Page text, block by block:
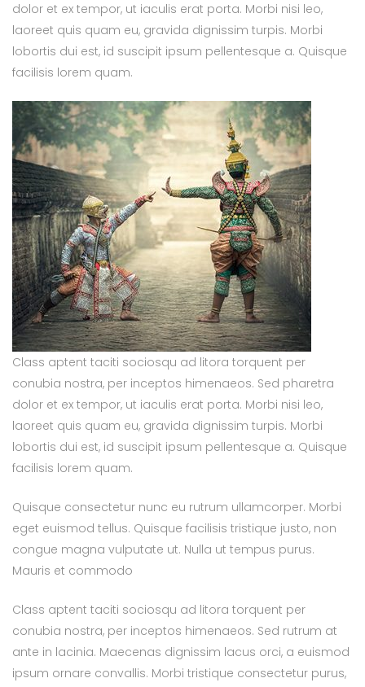
dolor et ex tempor, ut iaculis erat porta. Morbi nisi leo,
laoreet quis quam eu, gravida dignissim turpis. Morbi
lobortis dui est, id suscipit ipsum pellentesque a. Quisque
facilisis lorem quam.
Class aptent taciti sociosqu ad litora torquent per
conubia nostra, per inceptos himenaeos. Sed pharetra
dolor et ex tempor, ut iaculis erat porta. Morbi nisi leo,
laoreet quis quam eu, gravida dignissim turpis. Morbi
lobortis dui est, id suscipit ipsum pellentesque a. Quisque
facilisis lorem quam.
Quisque consectetur nunc eu rutrum ullamcorper. Morbi
eget euismod tellus. Quisque facilisis tristique justo, non
congue magna vulputate ut. Nulla ut tempus purus.
Mauris et commodo
Class aptent taciti sociosqu ad litora torquent per
conubia nostra, per inceptos himenaeos. Sed rutrum at
ante in lacinia. Maecenas dignissim lacus orci, a euismod
ipsum ornare convallis. Morbi tristique consectetur purus,